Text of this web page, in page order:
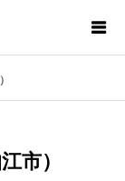
市）